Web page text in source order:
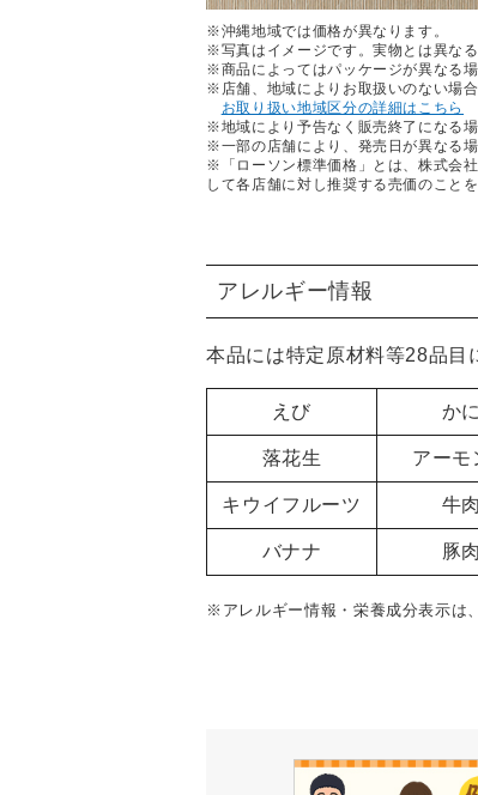
※沖縄地域では価格が異なります。
※写真はイメージです。実物とは異なる
※商品によってはパッケージが異なる場
※店舗、地域によりお取扱いのない場合
お取り扱い地域区分の詳細はこちら
※地域により予告なく販売終了になる場
※一部の店舗により、発売日が異なる場
※「ローソン標準価格」とは、株式会
して各店舗に対し推奨する売価のことを
アレルギー情報
本品には特定原材料等28品目
えび かに
落花生 アーモ
キウイフルーツ 牛肉
バナナ 豚肉
※アレルギー情報・栄養成分表示は